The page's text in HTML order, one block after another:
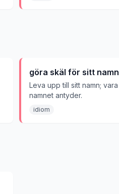
göra skäl för sitt namn
Leva upp till sitt namn;
namnet antyder.
idiom